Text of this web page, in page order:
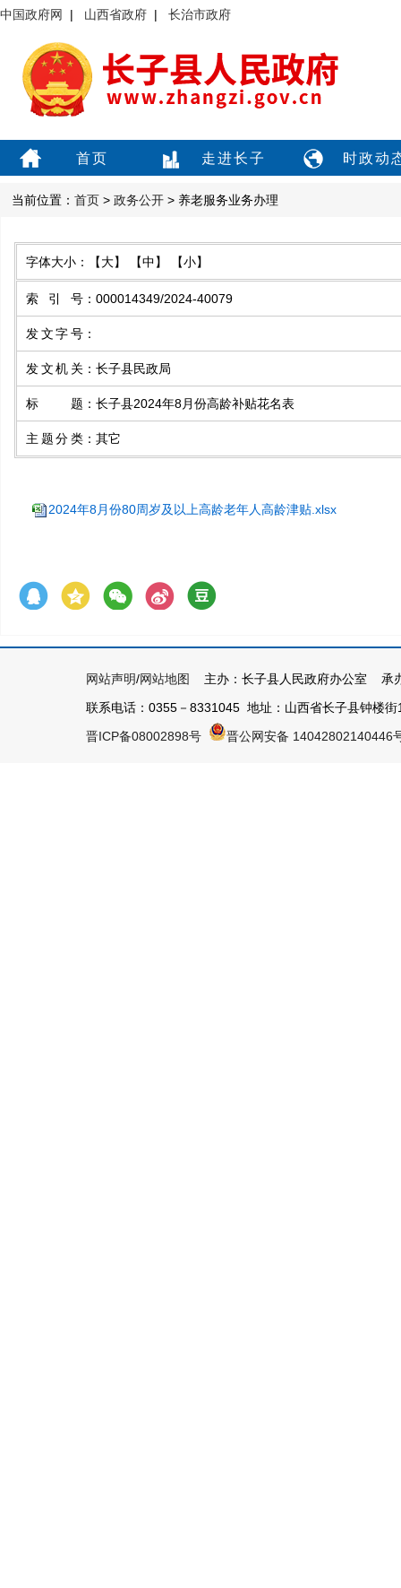
中国政府网 | 山西省政府 | 长治市政府
首页 走进长子 时政动
当前位置： 首页 > 政务公开 > 养老服务业务办理
字体大小： 【大】 【中】 【小】
索引号 ： 000014349/2024-40079
发文字号 ：
发文机关 ： 长子县民政局
标题 ： 长子县2024年8月份高龄补贴花名表
主题分类 ： 其它
2024年8月份80周岁及以上高龄老年人高龄津贴.xlsx
网站声明/网站地图
主办：长子县人民政府办公室 承
联系电话：0355－8331045 地址：山西省长子县钟楼
晋ICP备08002898号
晋公网安备 14042802140446